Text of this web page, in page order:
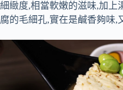
細緻度,相當軟嫩的滋味,加上
腐的毛細孔,實在是鹹香夠味,